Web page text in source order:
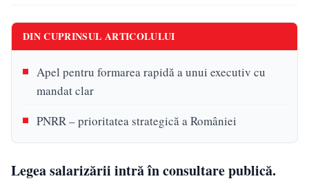
DIN CUPRINSUL ARTICOLULUI
Apel pentru formarea rapidă a unui executiv cu
mandat clar
PNRR – prioritatea strategică a României
Legea salarizării intră în consultare publică.